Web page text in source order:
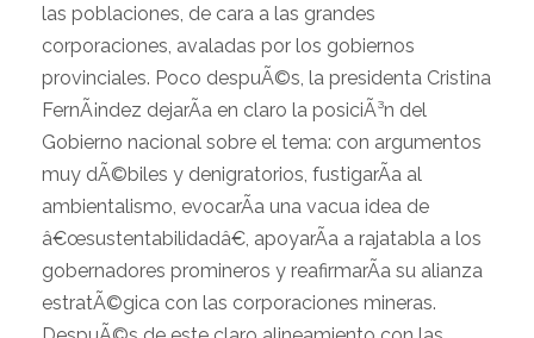
las poblaciones, de cara a las grandes
corporaciones, avaladas por los gobiernos
provinciales. Poco despuÃ©s, la presidenta Cristina
FernÃ¡ndez dejarÃ­a en claro la posiciÃ³n del
Gobierno nacional sobre el tema: con argumentos
muy dÃ©biles y denigratorios, fustigarÃ­a al
ambientalismo, evocarÃ­a una vacua idea de
â€œsustentabilidadâ€, apoyarÃ­a a rajatabla a los
gobernadores promineros y reafirmarÃ­a su alianza
estratÃ©gica con las corporaciones mineras.